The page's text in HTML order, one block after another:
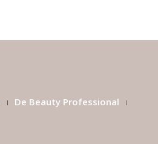
De Beauty Professional